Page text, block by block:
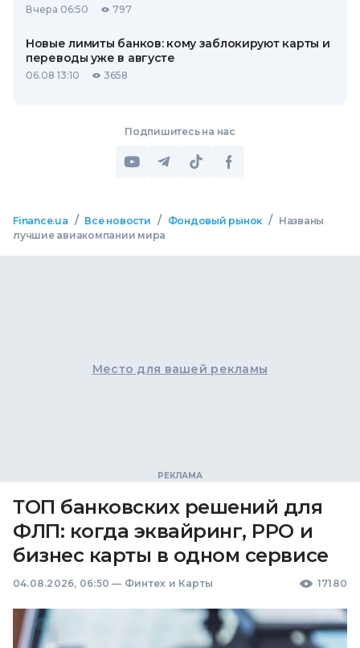
Вчера 06:50 797
Новые лимиты банков: кому заблокируют карты и
переводы уже в августе
06.08 13:10 3658
Подпишитесь на нас
Finance.ua / Все новости / Фондовый рынок /
Названы
лучшие авиакомпании мира
Место для вашей рекламы
ТОП банковских решений для
ФЛП: когда эквайринг, РРО и
бизнес карты в одном сервисе
04.08.2026, 06:50 — Финтех и Карты 17180